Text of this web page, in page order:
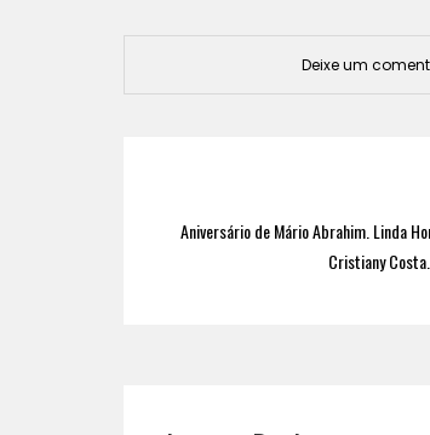
Deixe um
Aniversário de Mário Abrahim. Linda
Cristiany